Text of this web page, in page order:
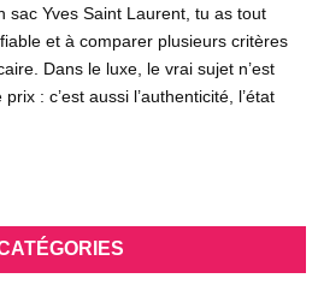
sac Yves Saint Laurent, tu as tout
et à comparer plusieurs critères
Dans le luxe, le vrai sujet n’est
: c’est aussi l’authenticité, l’état